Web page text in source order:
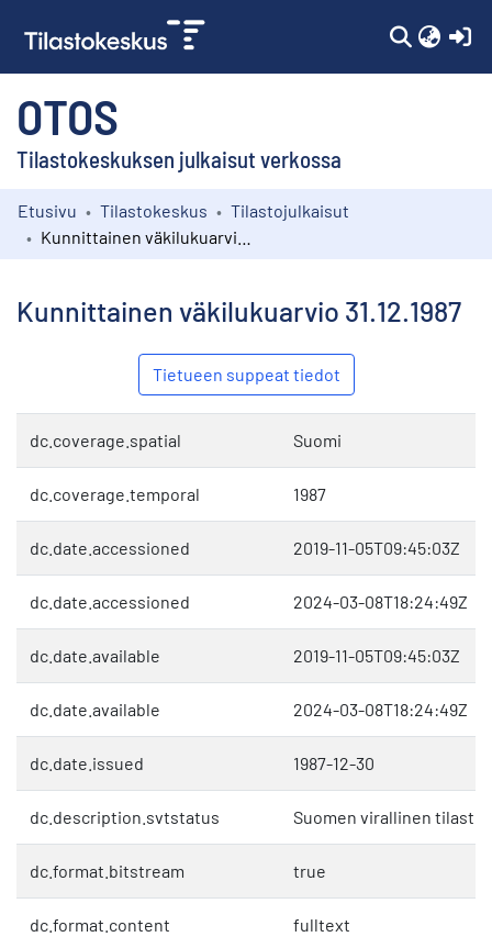
OTOS
Tilastokeskuksen julkaisut verkossa
Kokoelmat
Etusivu Tilastokeskus
Tilastojulkaisut
Kunnittainen väkilukuarvio 31.12.1987
Tietueen suppeat tiedot
dc.coverage.spatial Suomi
dc.coverage.temporal 1987
dc.date.accessioned 2019-11-05T09:45:03Z
dc.date.accessioned 2024-03-08T18:24:49Z
dc.date.available 2019-11-05T09:45:03Z
dc.date.available 2024-03-08T18:24:49Z
dc.date.issued 1987-12-30
dc.description.svtstatus Suomen virallinen tilasto
dc.format.bitstream true
dc.format.content fulltext